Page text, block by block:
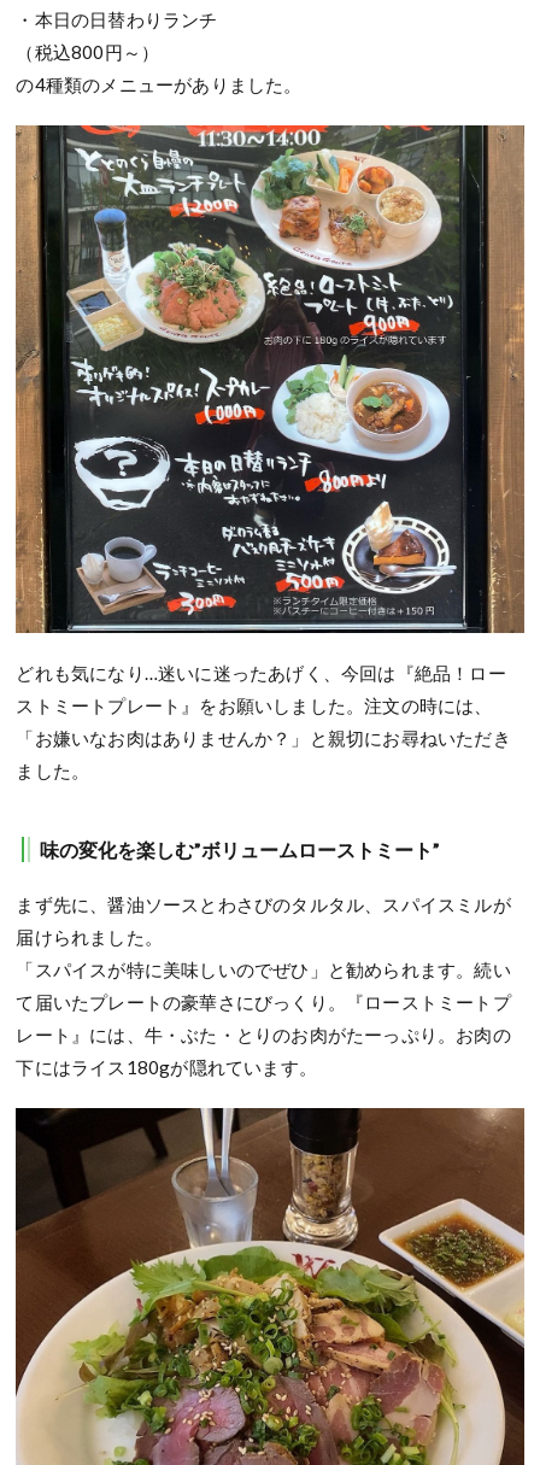
・本日の日替わりランチ
（税込800円～）
の4種類のメニューがありました。
どれも気になり…迷いに迷ったあげく、今回は『絶品！ロー
ストミートプレート』をお願いしました。注文の時には、
「お嫌いなお肉はありませんか？」と親切にお尋ねいただき
ました。
味の変化を楽しむ”ボリュームローストミート”
まず先に、醤油ソースとわさびのタルタル、スパイスミルが
届けられました。
「スパイスが特に美味しいのでぜひ」と勧められます。続い
て届いたプレートの豪華さにびっくり。『ローストミートプ
レート』には、牛・ぶた・とりのお肉がたーっぷり。お肉の
下にはライス180gが隠れています。